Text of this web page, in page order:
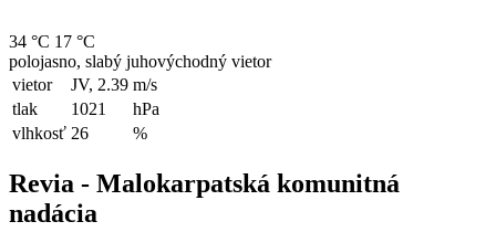
34 °C 17 °C
polojasno, slabý juhovýchodný vietor
vietor
JV, 2.39 m/s
tlak
1021
hPa
vlhkosť 26 %
Revia - Malokarpatská komunitná
nadácia